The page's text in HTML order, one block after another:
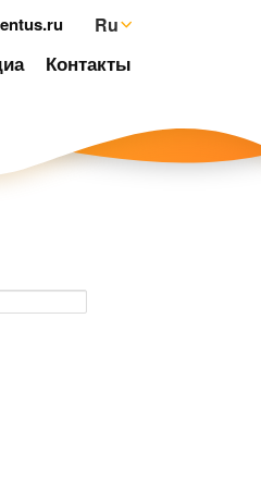
Ru
Контакты